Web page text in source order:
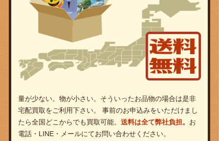
量が少ない。物が小さい。そういったお品物の場合は是非
宅配買取をご利用下さい。 事前のお申込みをいただけまし
たら全国どこからでも買取可能。 送料は全て弊社負担。 お
電話・LINE・メールにてお問い合わせください。